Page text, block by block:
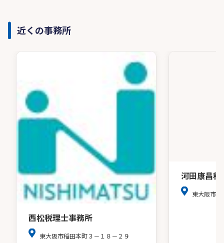
近くの事務所
西松税理士事務所
東大阪市稲田本町３－１８－２９
河田康昌税
東大阪市